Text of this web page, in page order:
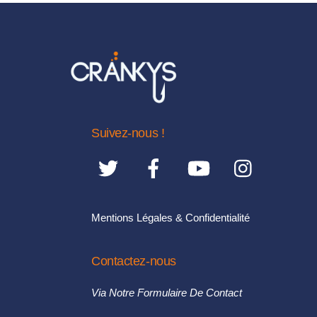
Suivez-nous !
Mentions Légales & Confidentialité
Contactez-nous
Via Notre Formulaire De Contact